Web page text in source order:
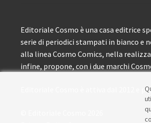
Editoriale Cosmo è una casa editrice
serie di periodici stampati in bianco e
alla linea Cosmo Comics, nella
infine, propone, con i due marchi
Editoriale Cosmo è attiva dal 2012 e